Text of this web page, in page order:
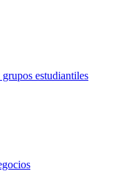
estudiantiles